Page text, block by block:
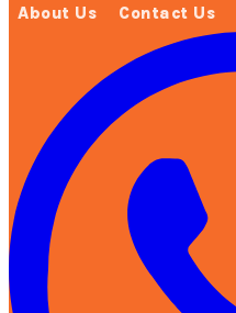
About Us Contact Us